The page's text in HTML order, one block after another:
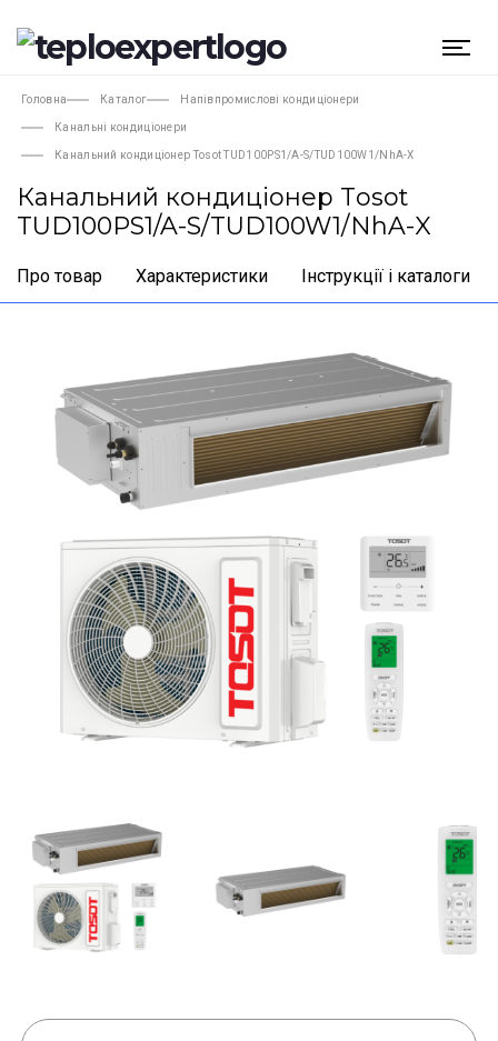
Головна Каталог Напівпромислові кондиціонери
Канальні кондиціонери
Канальний кондиціонер Tosot TUD100PS1/A-S/TUD100W1/NhA-X
Канальний кондиціонер Tosot
TUD100PS1/A-S/TUD100W1/NhA-X
Про товар Характеристики Інструкції і каталоги